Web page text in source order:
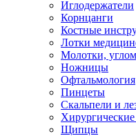
Иглодержатели
Корнцанги
Костные
Лотки
Молотки,
Ножницы
Офтальмология
Пинцеты
Скальпели и
Щипцы